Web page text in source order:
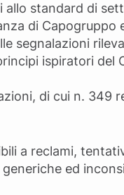
allo standard di
di Capogruppo
segnalazioni
ispiratori del
di cui n. 349
a reclami,
ed